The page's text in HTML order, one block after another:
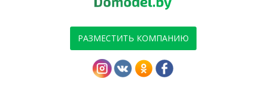
РАЗМЕСТИТЬ КОМПАНИЮ